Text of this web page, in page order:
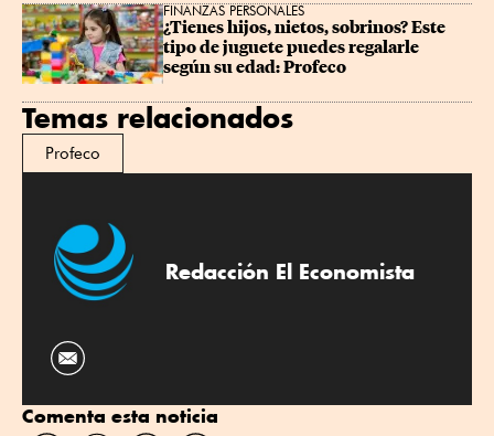
FINANZAS PERSONALES
¿Tienes hijos, nietos, sobrinos? Este
tipo de juguete puedes regalarle
según su edad: Profeco
Temas relacionados
Profeco
Redacción El Economista
Comenta esta noticia